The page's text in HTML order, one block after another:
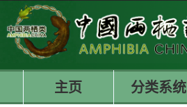
主页 分类系统